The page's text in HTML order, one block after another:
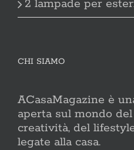
2 lampade per
CHI SIAMO
ACasaMagazine è
aperta sul mondo
creatività, del
legate alla casa.